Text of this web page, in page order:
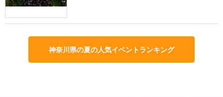
神奈川県の夏の人気イベントランキング